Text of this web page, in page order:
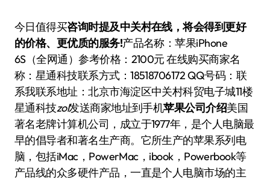
今日值得买咨询时提及中关村在线，将会得到更好
的价格、更优质的服务!产品名称：苹果iPhone
6S（全网通）参考价格：2100元 在线购买商家名
称：星通科技联系方式：18518706172 QQ号码： 联
系我联系地址：北京市海淀区中关村科贸电子城11楼
星通科技zol发送商家地址到手机苹果公司介绍美国
著名老牌计算机公司，成立于1977年，是个人电脑最
早的倡导者和著名生产商。它所生产的苹果系列电
脑，包括iMac，PowerMac，ibook，Powerbook等
产品线的众多硬件产品，一直是个人电脑市场的主